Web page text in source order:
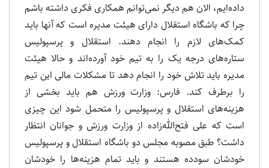
داده‌ایم، الان هم دیگر نمی‌توانم همکاری فکری داشته باشم
چرا که باشگاه استقلال دارای هیئت مدیره است که آنها باید
کمک‌های لازم را انجام دهند. استقلال و پرسپولیس
ستاره‌های درجه یک را به تیم خود آورده‌اند و حالا هیئت
مدیره باید تلاش خود را انجام دهد تا مشکلات مالی این تیم
را برطرف کند. فارس: وزارت ورزش هم باید بخشی از
هزینه‌های استقلال و پرسپولیس را متحمل شود این چیزی
است که علی فتح‌الله‌زاده از وزارت ورزش و جوانان انتظار
داشت؟ طبق مصوبه مجلس دو باشگاه استقلال و پرسپولیس
خودشان سودده هستند و باید تمام هزینه‌ها را خودشان